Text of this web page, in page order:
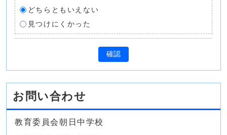
どちらともいえない
見つけにくかった
確認
お問い合わせ
教育委員会朝日中学校